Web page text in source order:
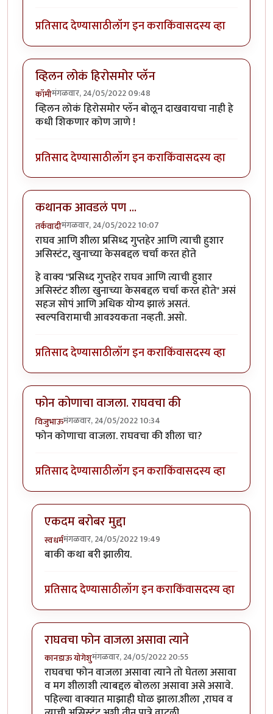
प्रतिसाद देण्यासाठीलॉग इन कराकिंवासदस्य व्हा
व्हिलन लोकं हिरोसमोर प्लॅन
कॉमीमंगळवार, 24/05/2022 09:48
व्हिलन लोकं हिरोसमोर प्लॅन बोलून दाखवायचा नाही हे
कधी शिकणार कोण जाणे !
प्रतिसाद देण्यासाठीलॉग इन कराकिंवासदस्य व्हा
कथानक आवडलं पण ...
तर्कवादीमंगळवार, 24/05/2022 10:07
राघव आणि शीला प्रसिध्द गुप्तहेर आणि त्याची हुशार
असिस्टंट, खुनाच्या केसबद्दल चर्चा करत होते
हे वाक्य "प्रसिध्द गुप्तहेर राघव आणि त्याची हुशार
असिस्टंट शीला खुनाच्या केसबद्दल चर्चा करत होते" असं
सहज सोपं आणि अधिक योग्य झालं असतं.
स्वल्पविरामाची आवश्यकता नव्हती. असो.
प्रतिसाद देण्यासाठीलॉग इन कराकिंवासदस्य व्हा
फोन कोणाचा वाजला. राघवचा की
विजुभाऊमंगळवार, 24/05/2022 10:34
फोन कोणाचा वाजला. राघवचा की शीला चा?
प्रतिसाद देण्यासाठीलॉग इन कराकिंवासदस्य व्हा
एकदम बरोबर मुद्दा
स्वधर्ममंगळवार, 24/05/2022 19:49
In reply toफोन कोणाचा वाजला. राघवचा की
बाकी कथा बरी झालीय.
प्रतिसाद देण्यासाठीलॉग इन कराकिंवासदस्य व्हा
राघवचा फोन वाजला असावा त्याने
कानडाऊ योगेशुमंगळवार, 24/05/2022 20:55
In reply toफोन कोणाचा वाजला. राघवचा कीbyविजुभाऊ
राघवचा फोन वाजला असावा त्याने तो घेतला असावा
व मग शीलाशी त्याबद्दल बोलला असावा असे असावे.
पहिल्या वाक्यात माझाही घोळ झाला.शीला ,राघव व